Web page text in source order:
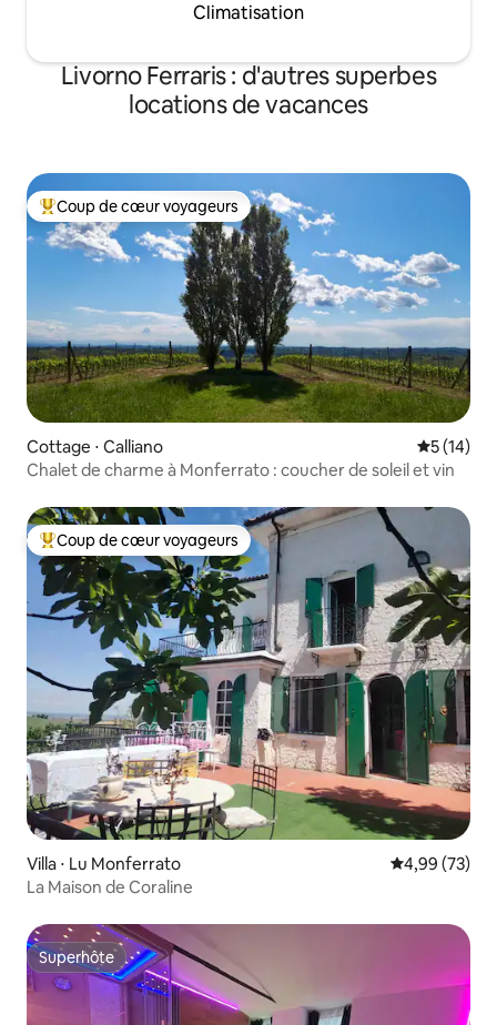
Climatisation
Livorno Ferraris : d'autres superbes
locations de vacances
Coups de cœur voyageurs les plus appréciés
Coup de cœur voyageurs
Cottage ⋅ Calliano
5 (14)
Chalet de charme à Monferrato : coucher de soleil et vin
Coups de cœur voyageurs les plus appréciés
Coup de cœur voyageurs
Villa ⋅ Lu Monferrato Évaluation
4,99 (73)
La Maison de Coraline
Superhôte
Superhôte